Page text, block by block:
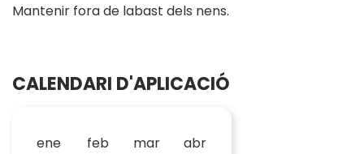
Mantenir fora de labast dels nens.
CALENDARI D'APLICACIÓ
ene feb mar abr